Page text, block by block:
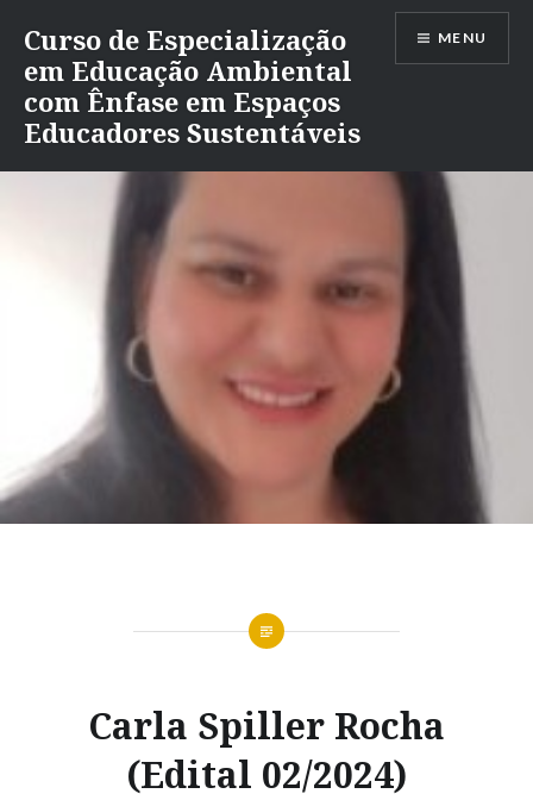
para
conteúdo
Curso de Especialização
em Educação Ambiental
com Ênfase em Espaços
Educadores Sustentáveis
MENU
Carla Spiller Rocha
(Edital 02/2024)